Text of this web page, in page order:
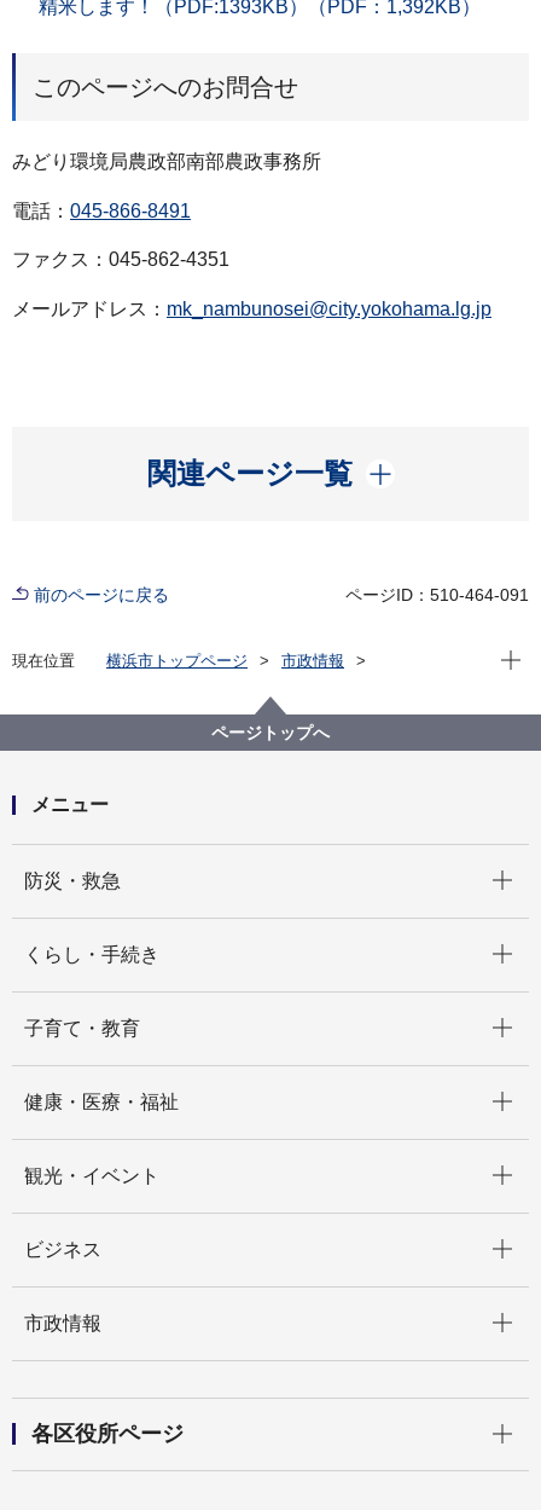
精米します！（PDF:1393KB）（PDF：1,392KB）
このページへのお問合せ
みどり環境局農政部南部農政事務所
電話： 045-866-8491
ファクス：045-862-4351
メールアドレス： mk_nambunosei@city.yokohama.lg.jp
関連ページ一覧
開く
前のページに戻る ページID：510-464-091
現在位置 横浜市トップページ
市政情報
小学生が戸塚区役所の屋上水田で収穫した稲を、脱
穀・精米します！
現在
ページトップへ
メニュー
防災・救急
くらし・手続き
子育て・教育
健康・医療・福祉
観光・イベント
ビジネス
市政情報
各区役所ページ